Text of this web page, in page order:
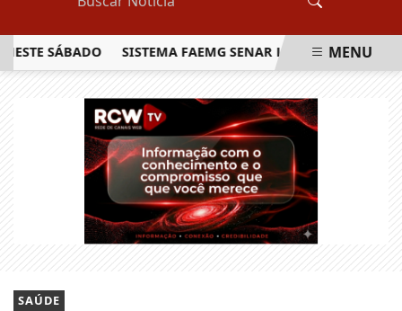
SÁBADO SISTEMA FAEMG SENAR LANÇA O PRIMEIRO
MENU
SAÚDE